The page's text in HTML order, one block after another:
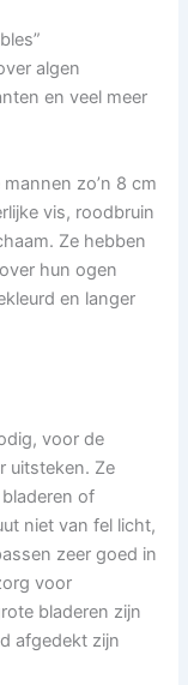
algen
en veel meer
zo’n 8 cm
vis, roodbruin
Ze hebben
hun ogen
en langer
voor de
uitsteken. Ze
of
niet van fel licht,
zeer goed in
voor
bladeren zijn
afgedekt zijn